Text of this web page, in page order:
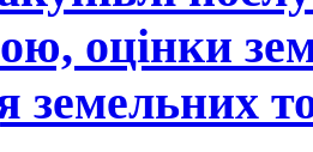
оцінки
земельних